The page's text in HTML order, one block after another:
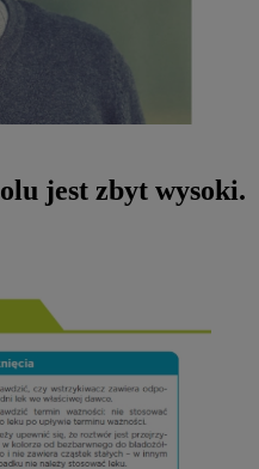
jest zbyt wysoki.